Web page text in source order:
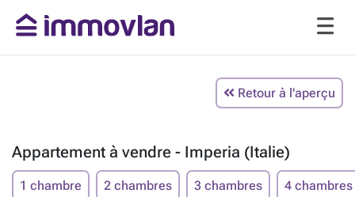
Retour à l'aperçu
Appartement à vendre - Imperia (Italie)
1 chambre 2 chambres 3 chambres 4 chambres